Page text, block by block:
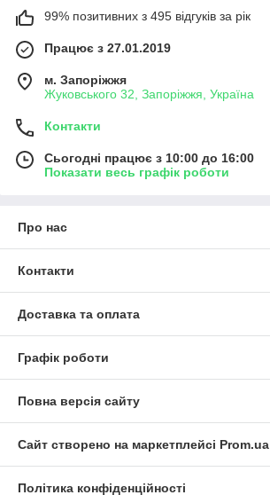
99% позитивних з 495 відгуків за рік
Працює з 27.01.2019
м. Запоріжжя
Жуковського 32, Запоріжжя, Україна
Контакти
Сьогодні працює з 10:00 до 16:00
Показати весь графік роботи
Про нас
Контакти
Доставка та оплата
Графік роботи
Повна версія сайту
Сайт створено на маркетплейсі Prom.ua
Політика конфіденційності